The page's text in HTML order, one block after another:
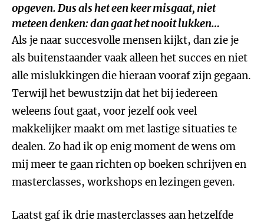
opgeven. Dus als het een keer misgaat, niet
meteen denken: dan gaat het nooit lukken…
Als je naar succesvolle mensen kijkt, dan zie je
als buitenstaander vaak alleen het succes en niet
alle mislukkingen die hieraan vooraf zijn gegaan.
Terwijl het bewustzijn dat het bij iedereen
weleens fout gaat, voor jezelf ook veel
makkelijker maakt om met lastige situaties te
dealen. Zo had ik op enig moment de wens om
mij meer te gaan richten op boeken schrijven en
masterclasses, workshops en lezingen geven.
Laatst gaf ik drie masterclasses aan hetzelfde